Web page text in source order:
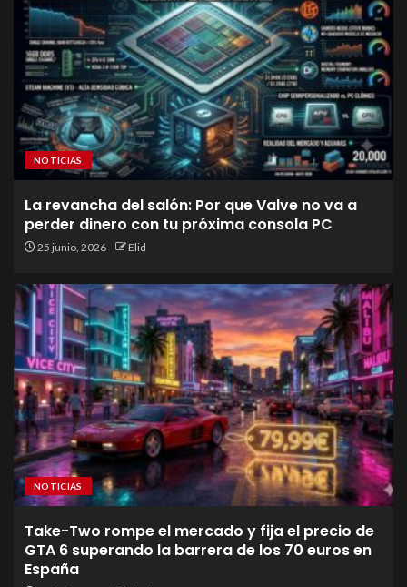
NOTICIAS
La revancha del salón: Por que Valve no va a
perder dinero con tu próxima consola PC
25 junio, 2026 Elid
NOTICIAS
Take-Two rompe el mercado y fija el precio de
GTA 6 superando la barrera de los 70 euros en
España